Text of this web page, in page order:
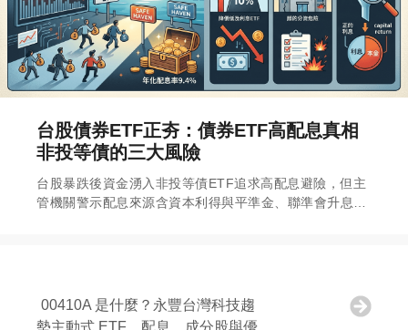
台股債券ETF正夯：債券ETF高配息真相
非投等債的三大風險
台股暴跌後資金湧入非投等債ETF追求高配息避險，但主
管機關警示配息來源含資本利得與平準金、聯準會升息風
00410A 是什麼？永豐台灣科技趨
勢主動式 ETF、配息、成分股與優